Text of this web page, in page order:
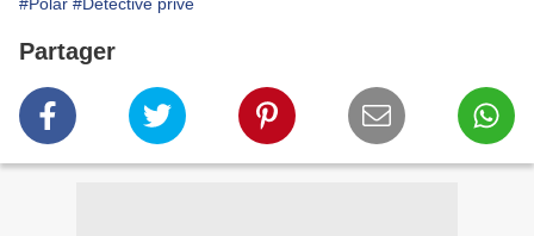
Partager